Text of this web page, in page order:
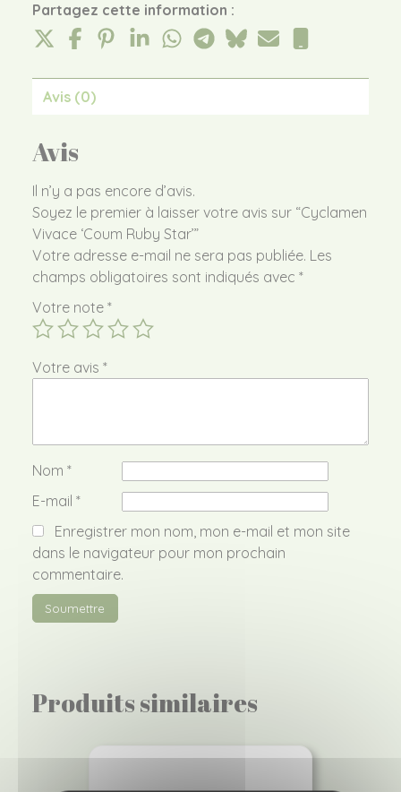
Partagez cette information :
Avis (0)
Avis
Il n’y a pas encore d’avis.
Soyez le premier à laisser votre avis sur “Cyclamen
Vivace ‘Coum Ruby Star’”
Votre adresse e-mail ne sera pas publiée. Les
champs obligatoires sont indiqués avec *
Votre note *
Votre avis *
Nom *
E-mail *
Enregistrer mon nom, mon e-mail et mon site
dans le navigateur pour mon prochain
commentaire.
Produits similaires